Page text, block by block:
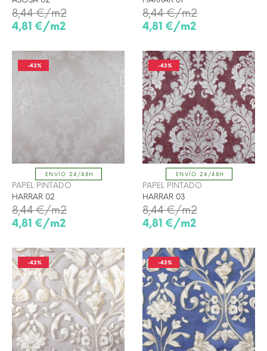
8,44 €/m2
4,81 €/m2
8,44 €/m2
4,81 €/m2
ENVÍO 24/48H
-43%
PAPEL PINTADO
HARRAR 02
8,44 €/m2
4,81 €/m2
ENVÍO 24/48H
-43%
PAPEL PINTADO
HARRAR 03
8,44 €/m2
4,81 €/m2
-43% -43%